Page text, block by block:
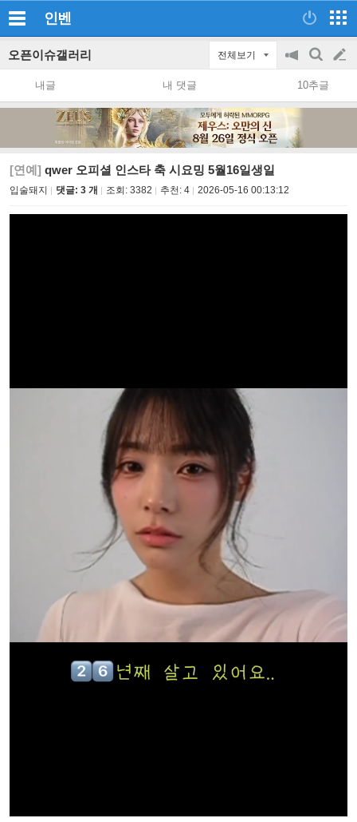
인벤
오픈이슈갤러리 전체보기
공
지
on/off
검
색
글
쓰
내글 내 댓글 10추글
[연예] qwer 오피셜 인스타 축 시요밍 5월16일생일
입술돼지 댓글: 3 개 조회: 3382 추천: 4 2026-05-16 00:13:12